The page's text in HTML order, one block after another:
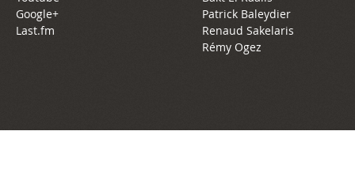
Google+
Last.fm
Patrick Baleydier
Renaud Sakelaris
Rémy Ogez